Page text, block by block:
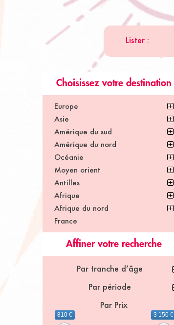
Lister :
Choisissez votre destination
Europe
Asie
Amérique du sud
Amérique du nord
Océanie
Moyen orient
Antilles
Afrique
Afrique du nord
France
Affiner votre recherche
Par tranche d’âge
Par période
Par Prix
810 € 3 150 €